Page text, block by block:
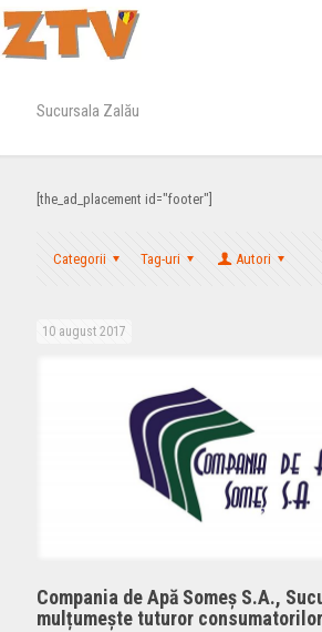
Sucursala Zalău
[the_ad_placement id="footer"]
Categorii Tag-uri Autori
10 august 2017
Compania de Apă Someș S.A.,
mulțumește tuturor consumatorilor